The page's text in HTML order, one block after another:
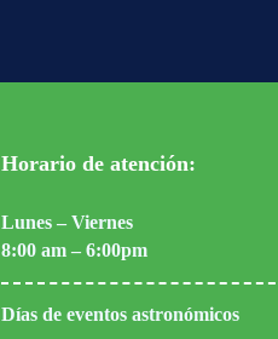
Horario de atención:
Lunes – Viernes
8:00 am – 6:00pm
Días de eventos astronómicos